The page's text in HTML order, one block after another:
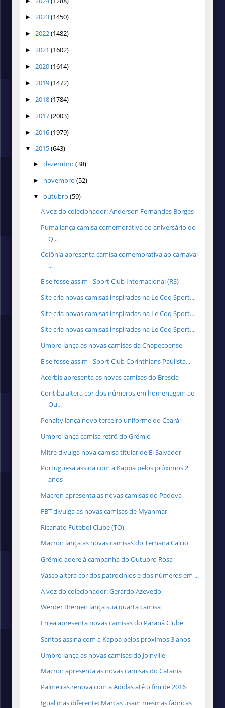
► 2023(1450)
► 2022(1482)
► 2021 (1602)
► 2020(1614)
► 2019(1472)
► 2018(1784)
► 2017(2003)
► 2016(1979)
▼ 2015(643)
► dezembro (38)
► novembro (52)
▼ outubro (59)
A voz do colecionador: Anderson Fernandes Borges
Puma lança camisa comemorativa ao aniversário do
Q...
Colônia apresenta camisa comemorativa ao carnaval
...
E se fosse assim - Sport Club Internacional (RS)
Site cria novas camisas inspiradas na Le Coq Sport...
Site cria novas camisas inspiradas na Le Coq Sport...
Site cria novas camisas inspiradas na Le Coq Sport...
Umbro lança as novas camisas da Chapecoense
E se fosse assim - Sport Club Corinthians Paulista...
Acerbis apresenta as novas camisas do Brescia
Coritiba altera cor dos números em homenagem ao
Ou...
Penalty lança novo terceiro uniforme do Ceará
Umbro lança camisa retrô do Grêmio
Mitre divulga nova camisa titular de El Salvador
Portuguesa assina com a Kappa pelos próximos 2
anos
Macron apresenta as novas camisas do Padova
FBT divulga as novas camisas de Myanmar
Ricanato Futebol Clube (TO)
Macron lança as novas camisas do Ternana Calcio
Grêmio adere à campanha do Outubro Rosa
Vasco altera cor dos patrocínios e dos números em ...
A voz do colecionador: Gerardo Azevedo
Werder Bremen lança sua quarta camisa
Errea apresenta novas camisas do Paraná Clube
Santos assina com a Kappa pelos próximos 3 anos
Umbro lança as novas camisas do Joinville
Macron apresenta as novas camisas do Catania
Palmeiras renova com a Adidas até o fim de 2016
Igual mas diferente: Marcas usam mesmas fábricas